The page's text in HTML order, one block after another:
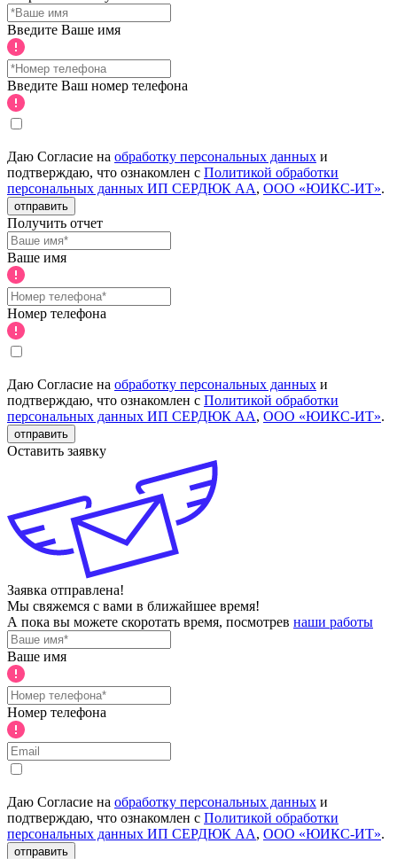
Введите Ваше имя
Введите Ваш номер телефона
Даю Согласие на обработку персональных данных и
подтверждаю, что ознакомлен с Политикой обработки
персональных данных ИП СЕРДЮК АА, ООО «ЮИКС-ИТ».
отправить
Получить отчет
Ваше имя
Номер телефона
Даю Согласие на обработку персональных данных и
подтверждаю, что ознакомлен с Политикой обработки
персональных данных ИП СЕРДЮК АА, ООО «ЮИКС-ИТ».
отправить
Оставить заявку
Заявка отправлена!
Мы свяжемся с вами в ближайшее время!
А пока вы можете скоротать время, посмотрев наши работы
Ваше имя
Номер телефона
Даю Согласие на обработку персональных данных и
подтверждаю, что ознакомлен с Политикой обработки
персональных данных ИП СЕРДЮК АА, ООО «ЮИКС-ИТ».
отправить